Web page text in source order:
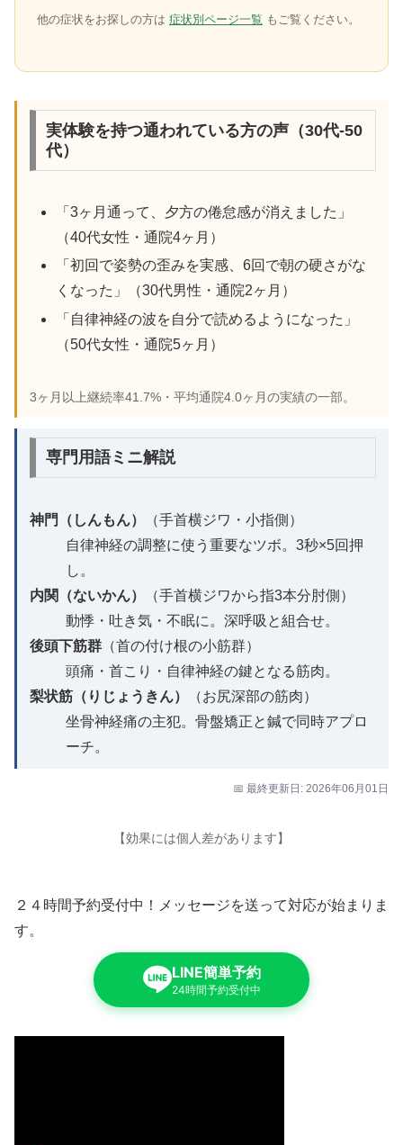
他の症状をお探しの方は 症状別ページ一覧 もご覧ください。
実体験を持つ通われている方の声（30代-50
代）
「3ヶ月通って、夕方の倦怠感が消えました」
（40代女性・通院4ヶ月）
「初回で姿勢の歪みを実感、6回で朝の硬さがな
くなった」（30代男性・通院2ヶ月）
「自律神経の波を自分で読めるようになった」
（50代女性・通院5ヶ月）
3ヶ月以上継続率41.7%・平均通院4.0ヶ月の実績の一部。
専門用語ミニ解説
神門（しんもん）
（手首横ジワ・小指側）
自律神経の調整に使う重要なツボ。3秒×5回押
し。
内関（ないかん）
（手首横ジワから指3本分肘側）
動悸・吐き気・不眠に。深呼吸と組合せ。
後頭下筋群 （首の付け根の小筋群）
頭痛・首こり・自律神経の鍵となる筋肉。
梨状筋（りじょうきん）
（お尻深部の筋肉）
坐骨神経痛の主犯。骨盤矯正と鍼で同時アプロ
ーチ。
📅 最終更新日: 2026年06月01日
【効果には個人差があります】
２４時間予約受付中！メッセージを送って対応が始まりま
す。
LINE簡単予約
24時間予約受付中